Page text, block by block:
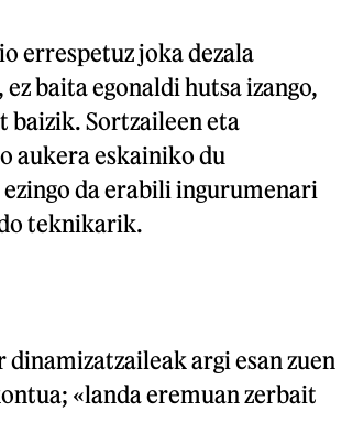
errespetuz joka dezala
baita egonaldi hutsa izango,
baizik. Sortzaileen eta
aukera eskainiko du
da erabili ingurumenari
teknikarik.
argi esan zuen
«landa eremuan zerbait